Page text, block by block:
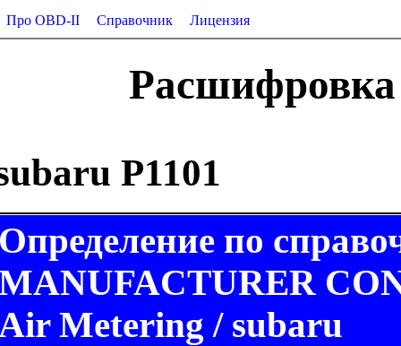
Про OBD-II Справочник Лицензия
Расшифровка
P1101
по
Metering / subaru